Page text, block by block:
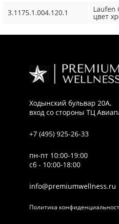
3.1175.1.004.120.1 Laufen
цвет
Ходынский бульвар 20А,
вход со стороны ТЦ
+7 (495) 925-26-33
пн-пт 10:00-19:00
сб - 10:00-18:00
info@premiumwellness.ru
Политика